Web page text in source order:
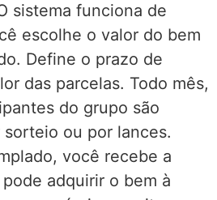
sistema funciona de
escolhe o valor do bem
Define o prazo de
das parcelas. Todo mês,
do grupo são
ou por lances.
você recebe a
adquirir o bem à